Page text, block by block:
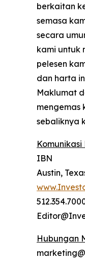
berkaitan
semasa
secara
kami untuk
pelesen
dan harta
Maklumat
mengemas
sebaliknya
IBN
Austin,
Hubungan